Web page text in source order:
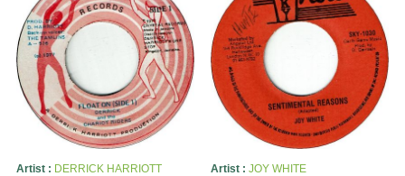
Artist : DERRICK HARRIOTT
Artist : JOY WHITE